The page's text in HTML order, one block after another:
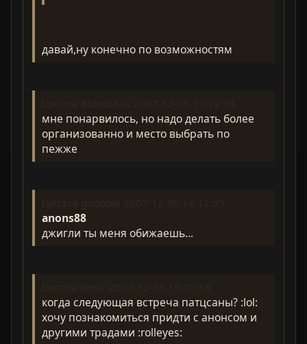
давай,ну конечно по возможностям
мне понарвилось, но надо делать более
организованно и место выбрать по
пежже
anons88
джигли ты меня обижаешь...
когда следующая встреча патцсаны? :lol:
хочу познакомиться придти с анонсом и
другими традами :rolleyes: